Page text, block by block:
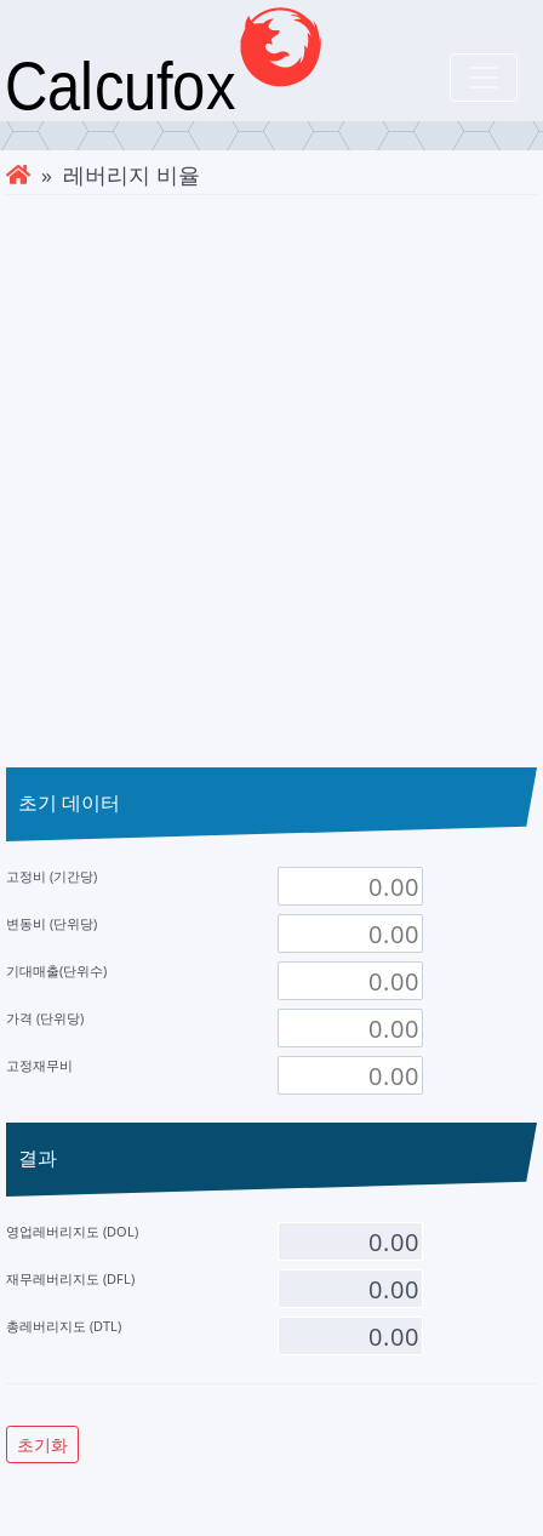
» 레버리지 비율
초기 데이터
고정비 (기간당)
변동비 (단위당)
기대매출(단위수)
가격 (단위당)
고정재무비
결과
영업레버리지도 (DOL)
재무레버리지도 (DFL)
총레버리지도 (DTL)